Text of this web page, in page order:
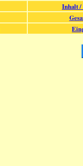
Inhalt /